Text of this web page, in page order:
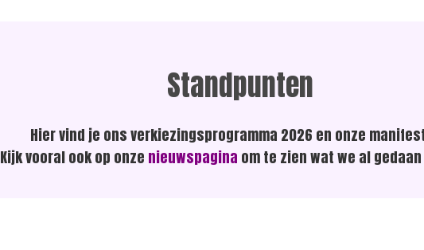
Standpunten
Hier vind je ons verkiezingsprogramma 2026 en onze
Kijk vooral ook op onze nieuwspagina om te zien wat we al